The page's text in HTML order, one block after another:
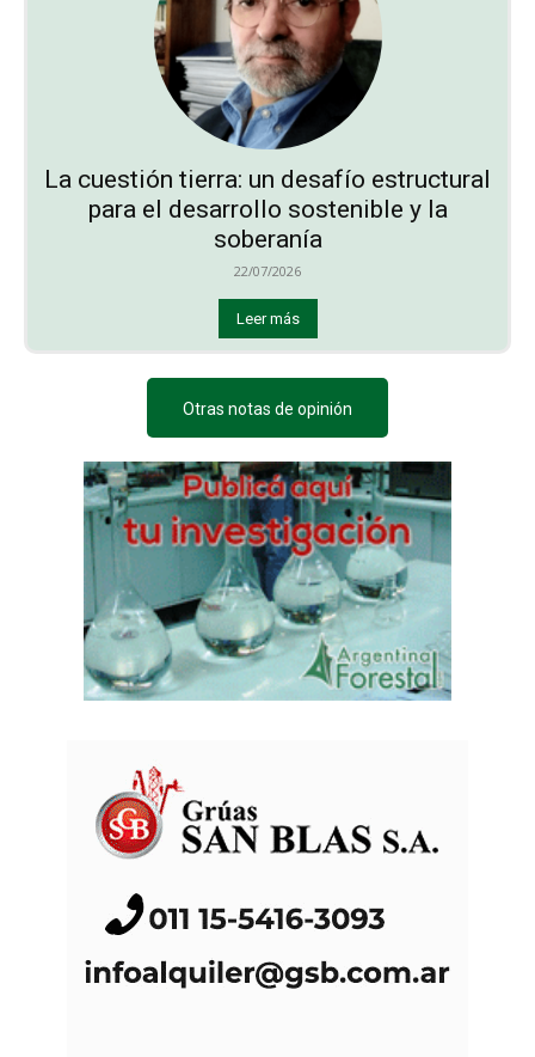
La cuestión tierra: un desafío estructural
para el desarrollo sostenible y la
soberanía
22/07/2026
Leer más
Otras notas de opinión